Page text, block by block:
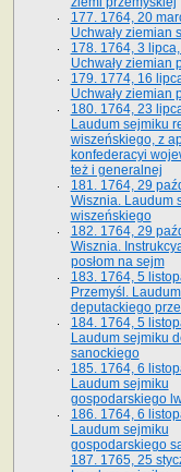
177. 1764, 20
Uchwały ziemian
178. 1764, 3
Uchwały ziemian
179. 1774, 16
Uchwały ziemian
180. 1764, 23
Laudum sejmiku
wiszeńskiego, z
konfederacyi
też i generalnej
181. 1764, 29
Wisznia. Laudum
wiszeńskiego
182. 1764, 29
Wisznia.
posłom na sejm
183. 1764, 5
Przemyśl.
deputackiego
184. 1764, 5
Laudum sejmiku
sanockiego
185. 1764, 6
Laudum sejmiku
gospodarskiego
186. 1764, 6
Laudum sejmiku
gospodarskiego
187. 1765, 25